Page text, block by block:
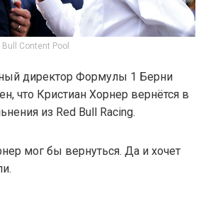
Content Pool
директор Формулы 1 Берни
что Кристиан Хорнер вернётся в
из Red Bull Racing.
мог бы вернуться. Да и хочет